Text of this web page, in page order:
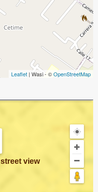
Leaflet | Wasi - ©OpenStreetMap
street view